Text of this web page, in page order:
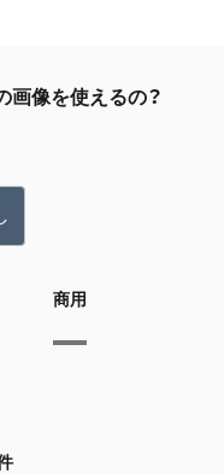
画像を使えるの？
商用